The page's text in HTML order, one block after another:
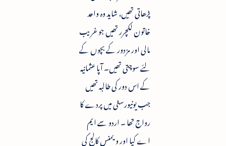
پڑھاتی تھیں، شاید وہ واحد
خاتون لکچرر تھیں جو غریب
مالی اور مزدور کے بچوں کے
لئے سوچتی تھیں۔ آپا عثمانیہ
کے اس دور کی طالبہ تھیں
جب یونیورسٹی میں پردے کا
رواج تھا ۔ اردو سے ایم
اے کیا اور ویمنس کالج کی